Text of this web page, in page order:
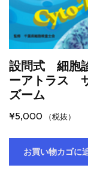
設問式 細胞
ーアトラス
ズーム
¥5,000 （税抜）
お買い物カゴに